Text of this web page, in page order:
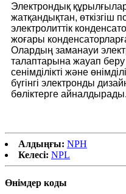
Электрондық
жатқандықтан, өткізгіш
электролиттік
жоғары
Олардың заманауи
талаптарына жауап беру
сенімділікті және
бүгінгі электронды
бөліктерге айналдырады.
Алдыңғы: NPH
Келесі: NPL
Өнімдер коды